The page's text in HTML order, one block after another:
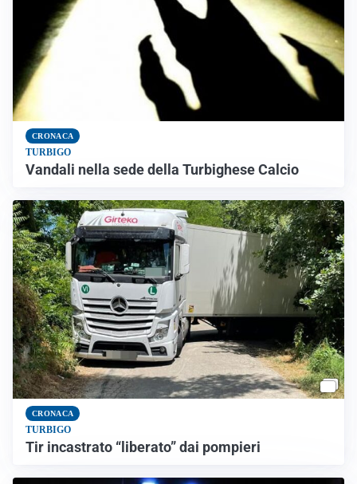
CRONACA
TURBIGO
Vandali nella sede della Turbighese Calcio
CRONACA
TURBIGO
Tir incastrato “liberato” dai pompieri